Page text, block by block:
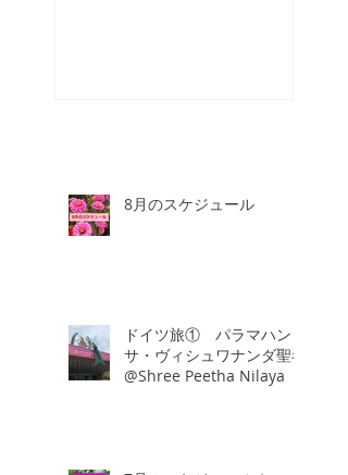
8月のスケジュール
ドイツ旅① パラマハン
サ・ヴィシュワナンダ聖者
@Shree Peetha Nilaya